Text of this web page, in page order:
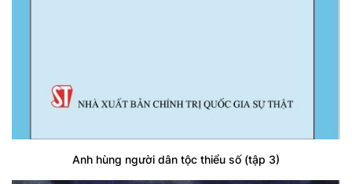
Anh hùng người dân tộc thiểu số (tập 3)